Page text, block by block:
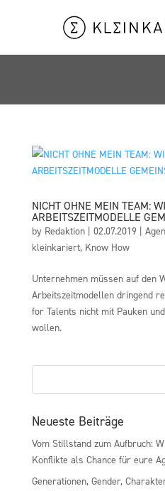
NICHT OHNE MEIN TEAM:
ARBEITSZEITMODELLE
by Redaktion| 02.07.2019|
kleinkariert, Know How
Unternehmen müssen auf den
Arbeitszeitmodellen dringend
for Talents nicht mit Pauken
wollen.
Neueste Beiträge
Vom Stillstand zum Aufbruch:
Konflikte als Chance für eure
Generationen, Gender,